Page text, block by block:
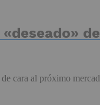
cara al próximo